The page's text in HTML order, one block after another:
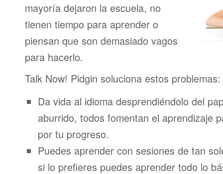
mayoría dejaron la escuela, no
tienen tiempo para aprender o
piensan que son demasiado vagos
para hacerlo.
Talk Now! Pidgin soluciona estos problemas:
Da vida al idioma desprendiéndolo del
aburrido, todos fomentan el aprendizaje
por tu progreso.
Puedes aprender con sesiones de tan
si lo prefieres puedes aprender todo lo